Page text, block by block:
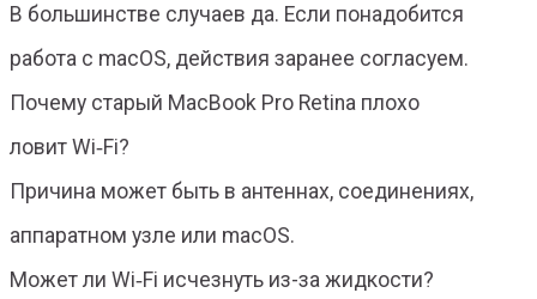
В большинстве случаев да. Если понадобится
работа с macOS, действия заранее согласуем.
Почему старый MacBook Pro Retina плохо
ловит Wi‑Fi?
Причина может быть в антеннах, соединениях,
аппаратном узле или macOS.
Может ли Wi‑Fi исчезнуть из-за жидкости?